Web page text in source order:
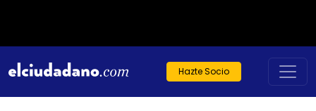
Hazte Socio